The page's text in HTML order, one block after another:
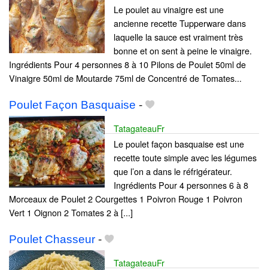
Le poulet au vinaigre est une
ancienne recette Tupperware dans
laquelle la sauce est vraiment très
bonne et on sent à peine le vinaigre.
Ingrédients Pour 4 personnes 8 à 10 Pilons de Poulet 50ml de
Vinaigre 50ml de Moutarde 75ml de Concentré de Tomates...
Poulet Façon Basquaise -
TatagateauFr
Le poulet façon basquaise est une
recette toute simple avec les légumes
que l’on a dans le réfrigérateur.
Ingrédients Pour 4 personnes 6 à 8
Morceaux de Poulet 2 Courgettes 1 Poivron Rouge 1 Poivron
Vert 1 Oignon 2 Tomates 2 à [...]
Poulet Chasseur -
TatagateauFr